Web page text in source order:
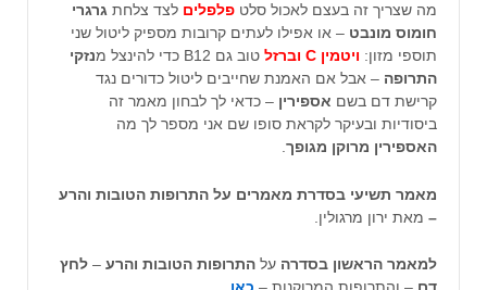
מה שצריך זה בעצם לאכול סלט פלפלים לצד צלחת גרגרי
חומוס מונבט – או אפילו לעתים קרובות מספיק ליטול שני
תוספי מזון: ויטמין C וברזל טוב גם B12 כדי להינצל מ
נזקי
התרופה – אבל אם האמנת שחייבים ליטול כדורים נגד
קרישת דם בשם אספירין – כדאי לך לבחון מאמר זה
ביסודיות ובעיקר לקראת סופו שם אני מספר לך מה
האספירין מרוקן מגופך
מאמר תשיעי בסדרת מאמרים על התרופות הטובות והרע
– מאת ירון מרגולין.
למאמר הראשון בסדרה על התרופות הטובות והרע – לחץ